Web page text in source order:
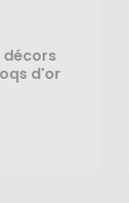
décors
d'or